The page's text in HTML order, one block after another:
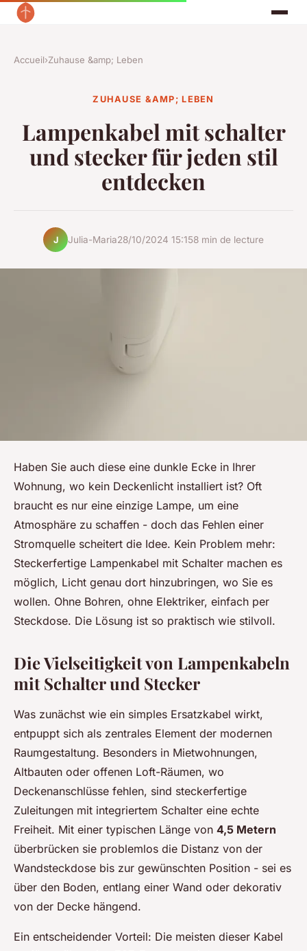
Accueil›Zuhause &amp; Leben
ZUHAUSE &AMP; LEBEN
Lampenkabel mit schalter
und stecker für jeden stil
entdecken
J Julia-Maria28/10/2024 15:158 min de lecture
Haben Sie auch diese eine dunkle Ecke in Ihrer
Wohnung, wo kein Deckenlicht installiert ist? Oft
braucht es nur eine einzige Lampe, um eine
Atmosphäre zu schaffen - doch das Fehlen einer
Stromquelle scheitert die Idee. Kein Problem mehr:
Steckerfertige Lampenkabel mit Schalter machen es
möglich, Licht genau dort hinzubringen, wo Sie es
wollen. Ohne Bohren, ohne Elektriker, einfach per
Steckdose. Die Lösung ist so praktisch wie stilvoll.
Die Vielseitigkeit von Lampenkabeln
mit Schalter und Stecker
Was zunächst wie ein simples Ersatzkabel wirkt,
entpuppt sich als zentrales Element der modernen
Raumgestaltung. Besonders in Mietwohnungen,
Altbauten oder offenen Loft-Räumen, wo
Deckenanschlüsse fehlen, sind steckerfertige
Zuleitungen mit integriertem Schalter eine echte
Freiheit. Mit einer typischen Länge von 4,5 Metern
überbrücken sie problemlos die Distanz von der
Wandsteckdose bis zur gewünschten Position - sei es
über den Boden, entlang einer Wand oder dekorativ
von der Decke hängend.
Ein entscheidender Vorteil: Die meisten dieser Kabel